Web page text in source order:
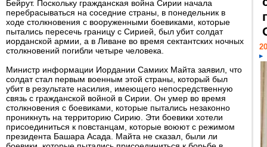
Бейрут. Поскольку гражданская война Сирии начала
перебрасываться на соседние страны, в понедельник в
ходе столкновения с вооруженными боевиками, которые
пытались пересечь границу с Сирией, был убит солдат
иорданской армии, а в Ливане во время сектантских ночных
столкновений погибли четыре человека.
Министр информации Иордании Самиих Майта заявил, что
солдат стал первым военным этой страны, который был
убит в результате насилия, имеющего непосредственную
связь с гражданской войной в Сирии. Он умер во время
столкновения с боевиками, которые пытались незаконно
проникнуть на территорию Сирию. Эти боевики хотели
присоединиться к повстанцам, которые воюют с режимом
президента Башара Асада. Майта не сказал, были ли